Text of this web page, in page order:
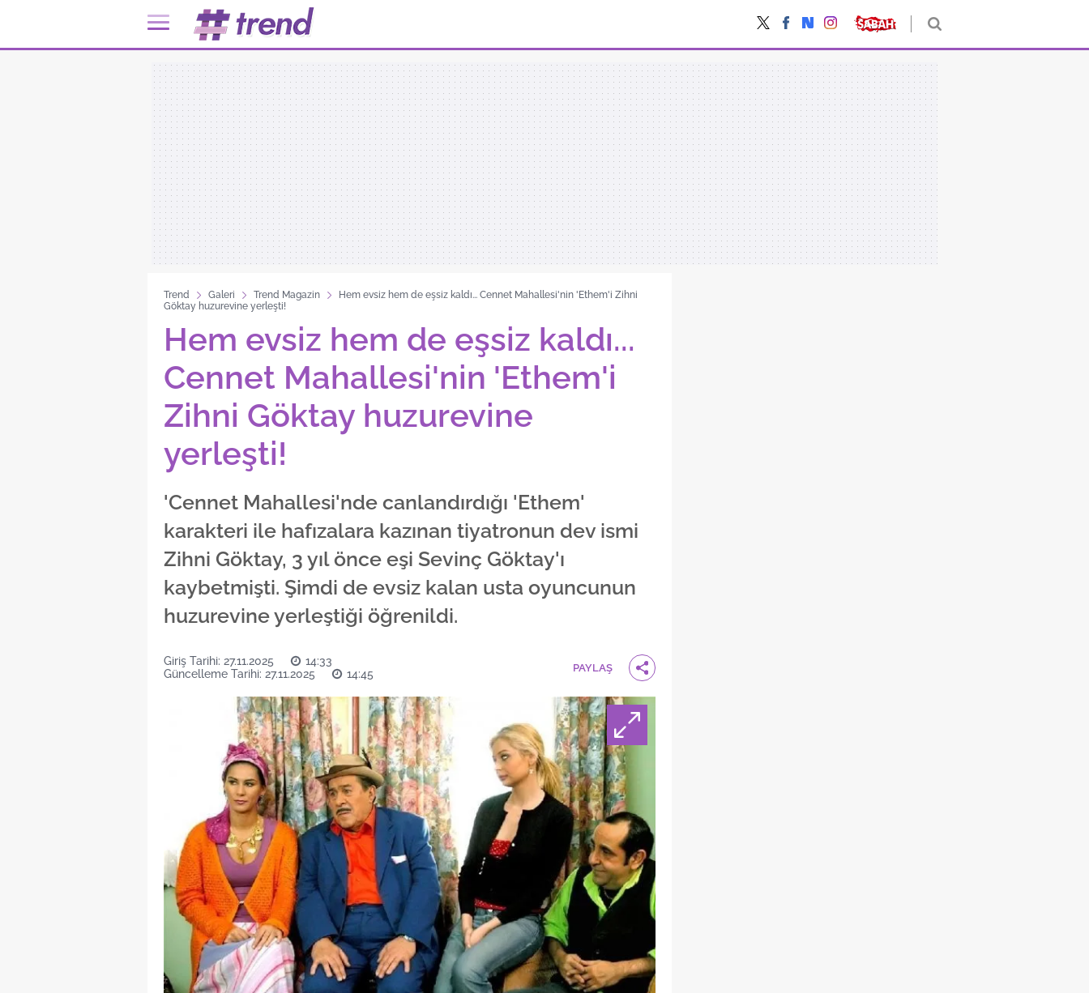
Trend Galeri Trend Magazin
Hem evsiz hem de eşsiz kaldı... Cennet Mahallesi'nin 'Ethem'i Zihni
Göktay huzurevine yerleşti!
Hem evsiz hem de eşsiz kaldı...
Cennet Mahallesi'nin 'Ethem'i
Zihni Göktay huzurevine
yerleşti!
'Cennet Mahallesi'nde canlandırdığı 'Ethem'
karakteri ile hafızalara kazınan tiyatronun dev ismi
Zihni Göktay, 3 yıl önce eşi Sevinç Göktay'ı
kaybetmişti. Şimdi de evsiz kalan usta oyuncunun
huzurevine yerleştiği öğrenildi.
Giriş Tarihi: 27.11.2025
14:33
Güncelleme Tarihi: 27.11.2025
14:45 PAYLAŞ